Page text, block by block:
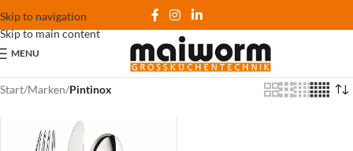
Skip to navigation
Skip to main content
MENU
Start/Marken/Pintinox